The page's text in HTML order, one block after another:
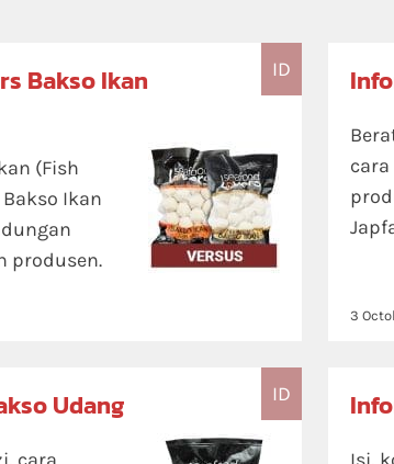
ID
Bakso Ikan
(Fish
Ikan
produsen.
3
ID
Udang